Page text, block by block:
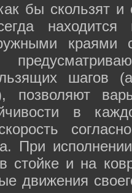
бы скользят
краями
шагов
позволяют
в
При
и на
движения